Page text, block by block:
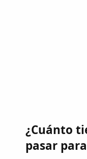
¿Cuánto
pasar